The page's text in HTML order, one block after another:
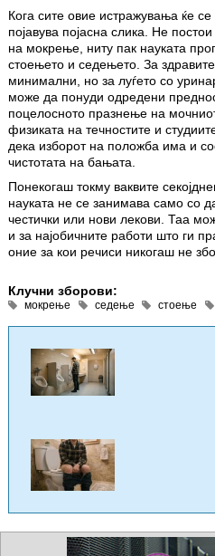
Кога сите овие истражувања ќе
појавува појасна слика. Не
на мокрење, ниту пак науката
стоењето и седењето. За
минимални, но за луѓето со
може да понуди одредени
поцелосното празнење на
физиката на течностите и
дека изборот на положба има и
чистотата на бањата.
Понекогаш токму ваквите
науката не се занимава само со
честички или нови лекови. Таа
и за најобичните работи што ги
оние за кои речиси никогаш не
Клучни зборови:
мокрење седење стоење